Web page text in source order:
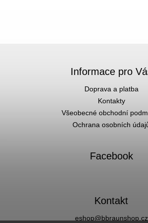
Informace pro
Doprava a platba
Kontakty
Všeobecné obchodní
Ochrana osobních
Facebook
Kontakt
eshop@bbraunshop.cz